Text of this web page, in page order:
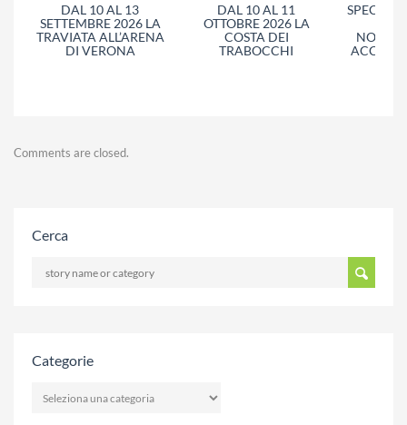
DAL 10 AL 13
SETTEMBRE 2026 LA
TRAVIATA ALL’ARENA
DI VERONA
DAL 10 AL 11
OTTOBRE 2026 LA
COSTA DEI
TRABOCCHI
Comments are closed.
Cerca
Categorie